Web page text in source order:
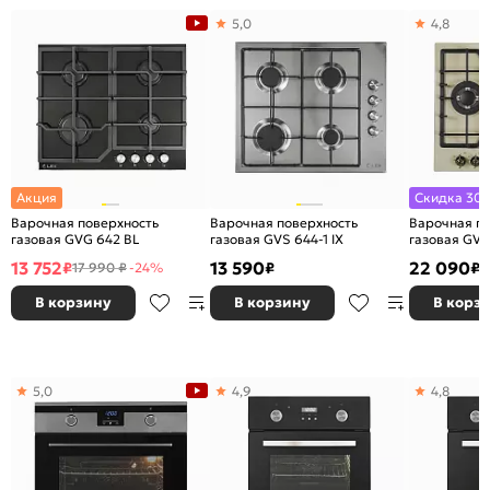
Акция
Варочная поверхность
газовая GVG 642 BL
13 752₽17 990 ₽-24%
В корзину
Варочная поверхность
газовая GVS 644-1 IX
5,0
13 590₽
В корзину
Скидка
Варочная
газовая
4,8
22 090₽
В
5,0 4,9 4,8